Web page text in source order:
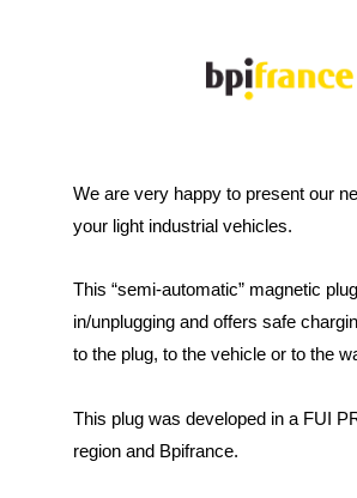
We are very happy to present our
your light industrial vehicles.
This “semi-automatic” magnetic
in/unplugging and offers safe
to the plug, to the vehicle or to the
This plug was developed in a FUI
region and Bpifrance.